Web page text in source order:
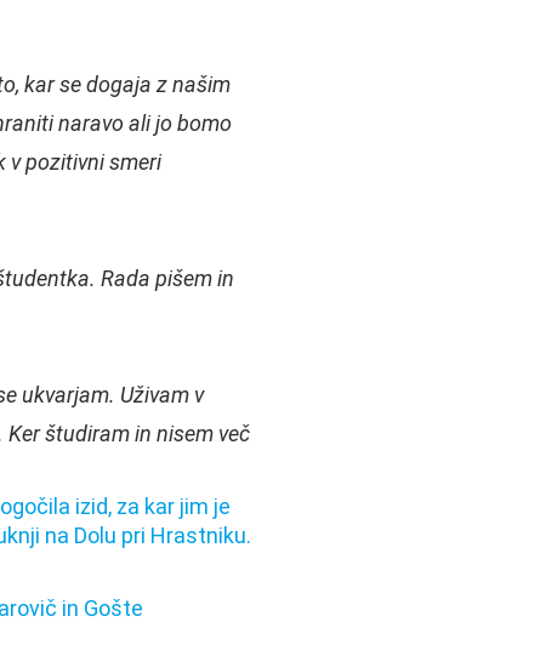
kar se dogaja z našim
naravo ali jo bomo
v pozitivni smeri
Rada pišem in
ukvarjam. Uživam v
študiram in nisem več
izid, za kar jim je
na Dolu pri Hrastniku.
in Gošte